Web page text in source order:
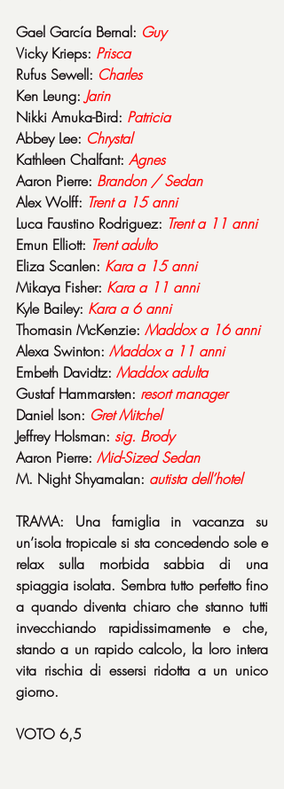
Gael García Bernal: Guy
Vicky Krieps: Prisca
Rufus Sewell: Charles
Ken Leung: Jarin
Nikki Amuka-Bird: Patricia
Abbey Lee: Chrystal
Kathleen Chalfant: Agnes
Aaron Pierre: Brandon / Sedan
Alex Wolff: Trent a 15 anni
Luca Faustino Rodriguez: Trent a 11 anni
Emun Elliott: Trent adulto
Eliza Scanlen: Kara a 15 anni
Mikaya Fisher: Kara a 11 anni
Kyle Bailey: Kara a 6 anni
Thomasin McKenzie: Maddox a 16 anni
Alexa Swinton: Maddox a 11 anni
Embeth Davidtz: Maddox adulta
Gustaf Hammarsten: resort manager
Daniel Ison: Gret Mitchel
Jeffrey Holsman: sig. Brody
Aaron Pierre: Mid-Sized Sedan
M. Night Shyamalan: autista dell’hotel
TRAMA: Una famiglia in vacanza su
un’isola tropicale si sta concedendo sole e
relax sulla morbida sabbia di una
spiaggia isolata. Sembra tutto perfetto fino
a quando diventa chiaro che stanno tutti
invecchiando rapidissimamente e che,
stando a un rapido calcolo, la loro intera
vita rischia di essersi ridotta a un unico
giorno.
VOTO 6,5